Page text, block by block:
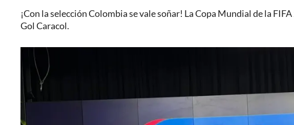
¡Con la selección Colombia se vale soñar! La Copa Mundial de la
Gol Caracol.